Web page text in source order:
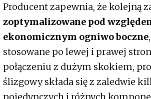
Producent zapewnia, że kolejną
zoptymalizowane pod
ekonomicznym ogniwo boczne
stosowane po lewej i prawej
połączeniu z dużym skokiem,
ślizgowy składa się z zaledwie
pojedynczych i różnych